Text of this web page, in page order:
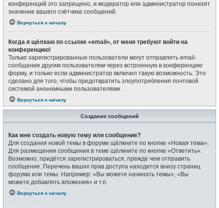
конференций это запрещено, и модератор или администратор понизят
значение вашего счётчика сообщений.
Вернуться к началу
Когда я щёлкаю по ссылке «email», от меня требуют войти на
конференцию!
Только зарегистрированные пользователи могут отправлять email-
сообщения другим пользователям через встроенную в конференцию
форму, и только если администратор включил такую возможность. Это
сделано для того, чтобы предотвратить злоупотребления почтовой
системой анонимными пользователями.
Вернуться к началу
Создание сообщений
Как мне создать новую тему или сообщение?
Для создания новой темы в форуме щёлкните по кнопке «Новая тема».
Для размещения сообщения в теме щёлкните по кнопке «Ответить».
Возможно, придётся зарегистрироваться, прежде чем отправить
сообщение. Перечень ваших прав доступа находится внизу страниц
форума или темы. Например: «Вы можете начинать темы», «Вы
можете добавлять вложения» и т.п.
Вернуться к началу